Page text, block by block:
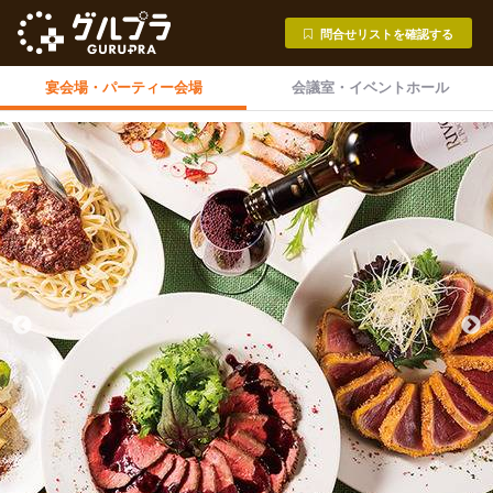
問合せリストを確認する
宴会場・ パーティー会場 会議室・ イベントホール